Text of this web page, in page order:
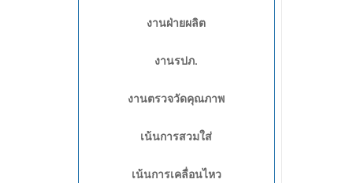
งานฝ่ายผลิต
งานรปภ.
งานตรวจวัดคุณภาพ
เน้นการสวมใส่
เน้นการเคลื่อนไหว